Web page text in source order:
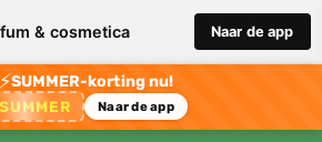
& cosmetica Naar de app
⚡SUMMER-korting nu!
SUMMER Naar de app